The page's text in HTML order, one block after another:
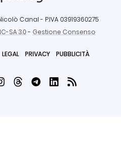
Canal - P.IVA 03919360275
SA 3.0- Gestione Consenso
LEGAL PRIVACY PUBBLICITÀ